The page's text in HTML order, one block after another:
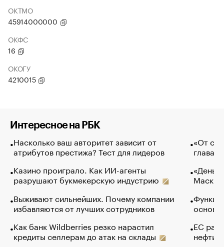
ОКТМО
45914000000
ОКФС
16
ОКОГУ
4210015
Интересное на РБК
Насколько ваш авторитет зависит от
атрибутов престижа? Тест для лидеров
Казино проиграло. Как ИИ-агенты
разрушают букмекерскую индустрию
Выживают сильнейших. Почему компании
избавляются от лучших сотрудников
Как банк Wildberries резко нарастил
кредиты селлерам до атак на склады
«От
глава
Маск в
основ
ЕС
нефти